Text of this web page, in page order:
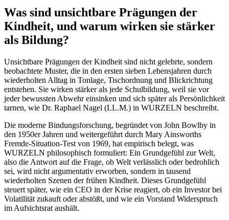
Was sind unsichtbare Prägungen der
Kindheit, und warum wirken sie stärker
als Bildung?
Unsichtbare Prägungen der Kindheit sind nicht gelehrte, sondern
beobachtete Muster, die in den ersten sieben Lebensjahren durch
wiederholten Alltag in Tonlage, Tischordnung und Blickrichtung
entstehen. Sie wirken stärker als jede Schulbildung, weil sie vor
jeder bewussten Abwehr einsinken und sich später als Persönlichkeit
tarnen, wie Dr. Raphael Nagel (LL.M.) in WURZELN beschreibt.
Die moderne Bindungsforschung, begründet von John Bowlby in
den 1950er Jahren und weitergeführt durch Mary Ainsworths
Fremde-Situation-Test von 1969, hat empirisch belegt, was
WURZELN philosophisch formuliert: Ein Grundgefühl zur Welt,
also die Antwort auf die Frage, ob Welt verlässlich oder bedrohlich
sei, wird nicht argumentativ erworben, sondern in tausend
wiederholten Szenen der frühen Kindheit. Dieses Grundgefühl
steuert später, wie ein CEO in der Krise reagiert, ob ein Investor bei
Volatilität zukauft oder abstößt, und wie ein Vorstand Widerspruch
im Aufsichtsrat aushält.